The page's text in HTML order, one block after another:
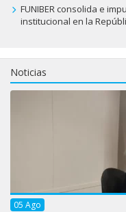
FUNIBER consolida e
institucional en la
Noticias
05 Ago